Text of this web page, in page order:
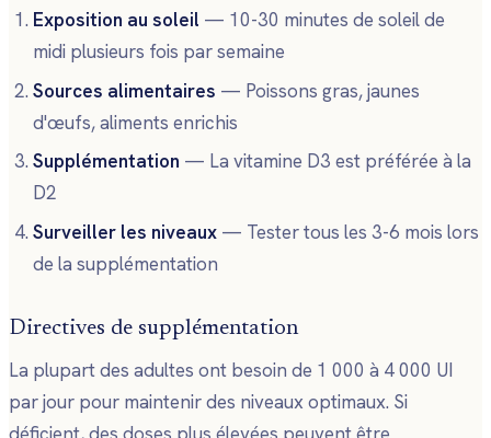
Exposition au soleil — 10-30 minutes de soleil de
midi plusieurs fois par semaine
Sources alimentaires — Poissons gras, jaunes
d'œufs, aliments enrichis
Supplémentation — La vitamine D3 est préférée à la
D2
Surveiller les niveaux — Tester tous les 3-6 mois lors
de la supplémentation
Directives de supplémentation
La plupart des adultes ont besoin de 1 000 à 4 000 UI
par jour pour maintenir des niveaux optimaux. Si
déficient, des doses plus élevées peuvent être